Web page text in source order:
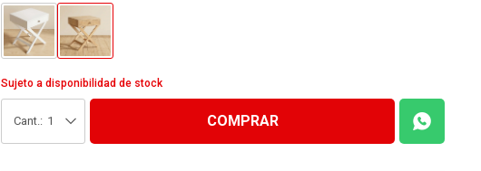
Sujeto a disponibilidad de stock
1 COMPRAR